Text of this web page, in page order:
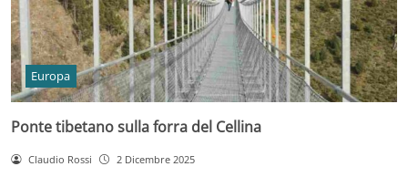
Europa
Ponte tibetano sulla forra del Cellina
Claudio Rossi 2 Dicembre 2025